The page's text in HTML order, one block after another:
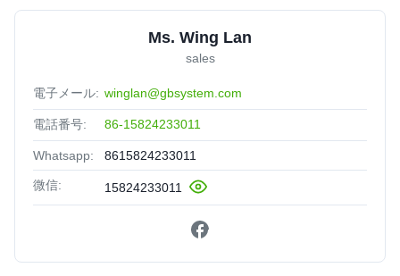
Ms. Wing Lan
sales
電子メール: winglan@gbsystem.com
電話番号: 86-15824233011
Whatsapp: 8615824233011
微信: 15824233011